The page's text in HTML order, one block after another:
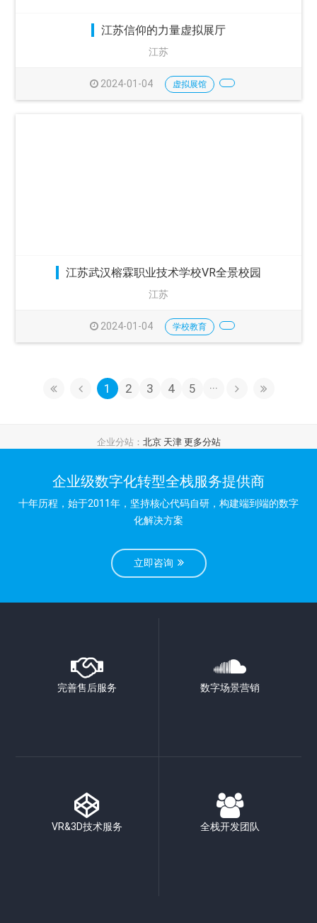
江苏信仰的力量虚拟展厅
江苏
2024-01-04 虚拟展馆
江苏武汉榕霖职业技术学校VR全景校园
江苏
2024-01-04 学校教育
1 2 3 4 5 ···
企业分站： 北京 天津 更多分站
企业级数字化转型全栈服务提供商
十年历程，始于2011年，坚持核心代码自研，构建端到端的数字
化解决方案
立即咨询
完善售后服务 数字场景营销
VR&3D技术服务 全栈开发团队